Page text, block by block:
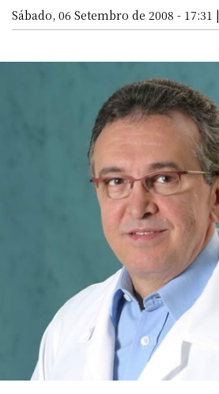
Sábado, 06 Setembro de 2008 - 17:31 |